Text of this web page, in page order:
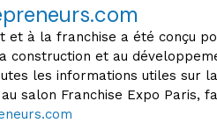
et à la franchise a été conçu
construction et au
les informations utiles sur
salon Franchise Expo